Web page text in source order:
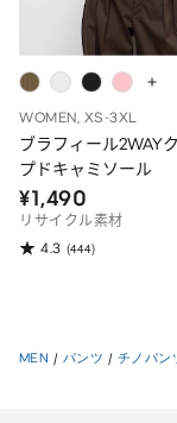
WOMEN, XS-3XL
ブラフィール2WAY
プドキャミソール
¥1,490
リサイクル素材
4.3 (444)
MEN / パンツ / チノパン